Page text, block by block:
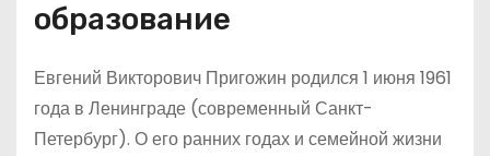
образование
Евгений Викторович Пригожин родился 1 июня 1961
года в Ленинграде (современный Санкт-
Петербург). О его ранних годах и семейной жизни